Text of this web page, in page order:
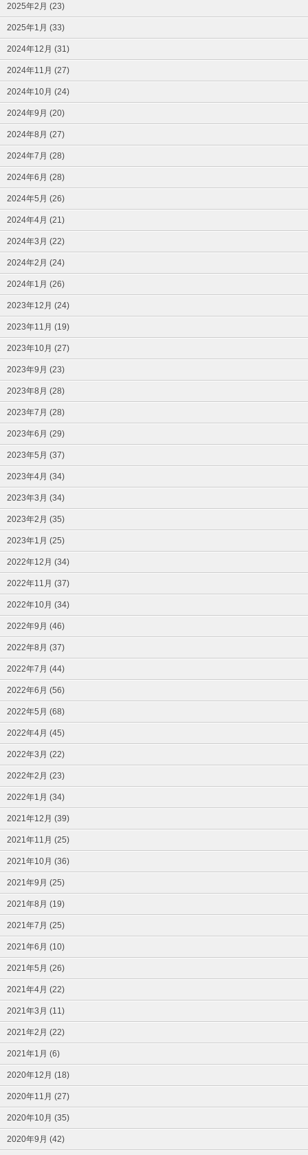
2025年2月 (23)
2025年1月 (33)
2024年12月 (31)
2024年11月 (27)
2024年10月 (24)
2024年9月 (20)
2024年8月 (27)
2024年7月 (28)
2024年6月 (28)
2024年5月 (26)
2024年4月 (21)
2024年3月 (22)
2024年2月 (24)
2024年1月 (26)
2023年12月 (24)
2023年11月 (19)
2023年10月 (27)
2023年9月 (23)
2023年8月 (28)
2023年7月 (28)
2023年6月 (29)
2023年5月 (37)
2023年4月 (34)
2023年3月 (34)
2023年2月 (35)
2023年1月 (25)
2022年12月 (34)
2022年11月 (37)
2022年10月 (34)
2022年9月 (46)
2022年8月 (37)
2022年7月 (44)
2022年6月 (56)
2022年5月 (68)
2022年4月 (45)
2022年3月 (22)
2022年2月 (23)
2022年1月 (34)
2021年12月 (39)
2021年11月 (25)
2021年10月 (36)
2021年9月 (25)
2021年8月 (19)
2021年7月 (25)
2021年6月 (10)
2021年5月 (26)
2021年4月 (22)
2021年3月 (11)
2021年2月 (22)
2021年1月 (6)
2020年12月 (18)
2020年11月 (27)
2020年10月 (35)
2020年9月 (42)